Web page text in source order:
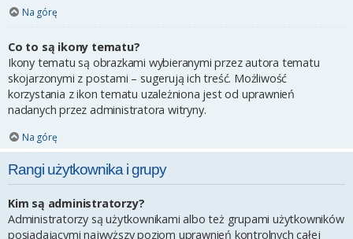
Na górę
Co to są ikony tematu?
Ikony tematu są obrazkami wybieranymi przez autora tematu
skojarzonymi z postami – sugerują ich treść. Możliwość
korzystania z ikon tematu uzależniona jest od uprawnień
nadanych przez administratora witryny.
Na górę
Rangi użytkownika i grupy
Kim są administratorzy?
Administratorzy są użytkownikami albo też grupami użytkowników
posiadającymi najwyższy poziom uprawnień kontrolnych całej